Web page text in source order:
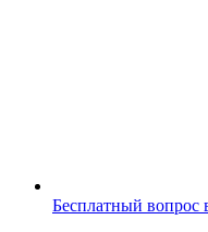
Бесплатный вопрос